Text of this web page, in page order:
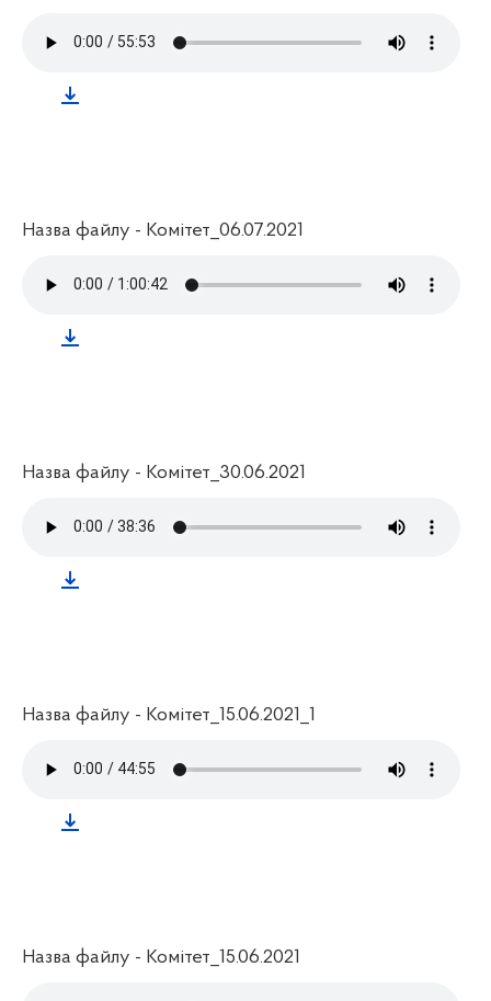
Назва файлу - Комітет_06.07.2021
Назва файлу - Комітет_30.06.2021
Назва файлу - Комітет_15.06.2021_1
Назва файлу - Комітет_15.06.2021